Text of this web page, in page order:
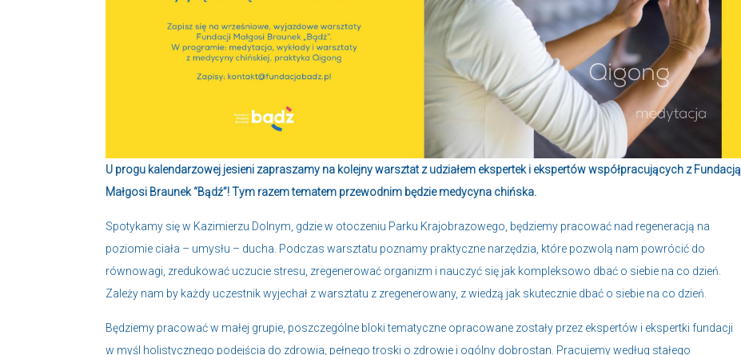
U progu kalendarzowej jesieni zapraszamy na kolejny warsztat z udziałem ekspertek i ekspertów współpracujących z Fundacją
Małgosi Braunek “Bądź”! Tym razem tematem przewodnim będzie medycyna chińska.
Spotykamy się w Kazimierzu Dolnym, gdzie w otoczeniu Parku Krajobrazowego, będziemy pracować nad regeneracją na
poziomie ciała – umysłu – ducha. Podczas warsztatu poznamy praktyczne narzędzia, które pozwolą nam powrócić do
równowagi, zredukować uczucie stresu, zregenerować organizm i nauczyć się jak kompleksowo dbać o siebie na co dzień.
Zależy nam by każdy uczestnik wyjechał z warsztatu z zregenerowany, z wiedzą jak skutecznie dbać o siebie na co dzień.
Będziemy pracować w małej grupie, poszczególne bloki tematyczne opracowane zostały przez ekspertów i ekspertki fundacji
w myśl holistycznego podejścia do zdrowia, pełnego troski o zdrowie i ogólny dobrostan. Pracujemy według stałego